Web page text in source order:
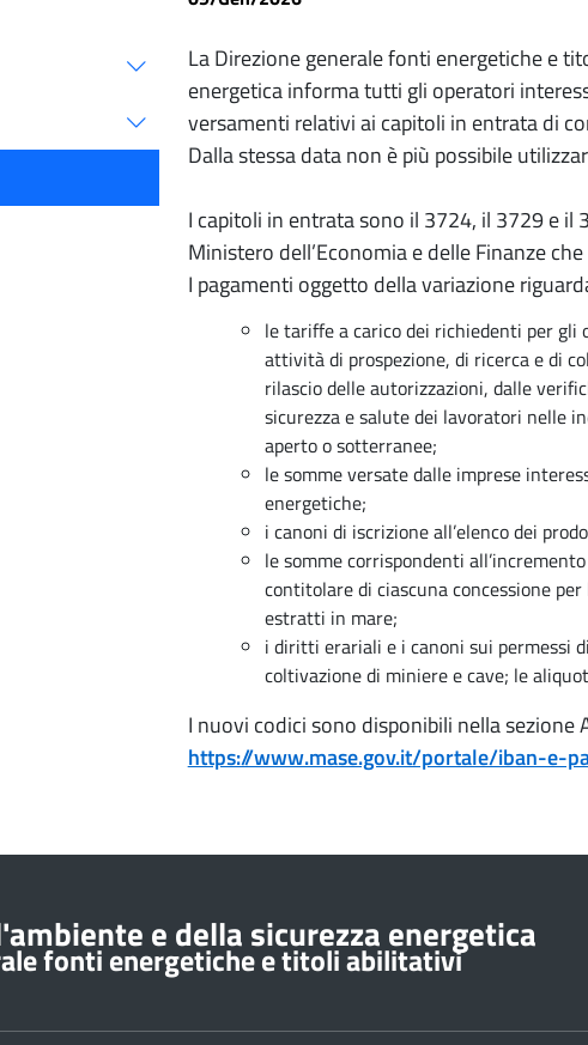
La Direzione generale fonti energetiche e
energetica informa tutti gli operatori
versamenti relativi ai capitoli in entrata di
Dalla stessa data non è più possibile
I capitoli in entrata sono il 3724, il 3729 e il
Ministero dell’Economia e delle Finanze
I pagamenti oggetto della variazione
le tariffe a carico dei richiedenti per
attività di prospezione, di ricerca e di
rilascio delle autorizzazioni, dalle
sicurezza e salute dei lavoratori nelle
aperto o sotterranee;
le somme versate dalle imprese
energetiche;
i canoni di iscrizione all’elenco dei
le somme corrispondenti
contitolare di ciascuna concessione
estratti in mare;
i diritti erariali e i canoni sui permessi
coltivazione di miniere e cave; le
I nuovi codici sono disponibili nella
https://www.mase.gov.it/portale/iban-e-
e della sicurezza energetica
fonti energetiche e titoli abilitativi